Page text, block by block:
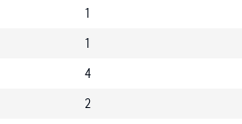
1
1
4
2